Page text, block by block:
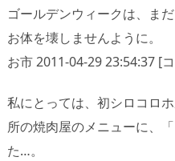
ゴールデンウィークは、ま
お体を壊しませんように。
お市 2011-04-29 23:54:37 [
私にとっては、初シロコロ
所の焼肉屋のメニューに、
た…。